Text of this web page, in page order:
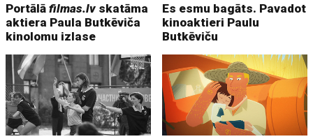
Portālāfilmas.lv skatāma
aktiera Paula Butkēviča
kinolomu izlase
Es esmu bagāts. Pavadot
kinoaktieri Paulu
Butkēviču